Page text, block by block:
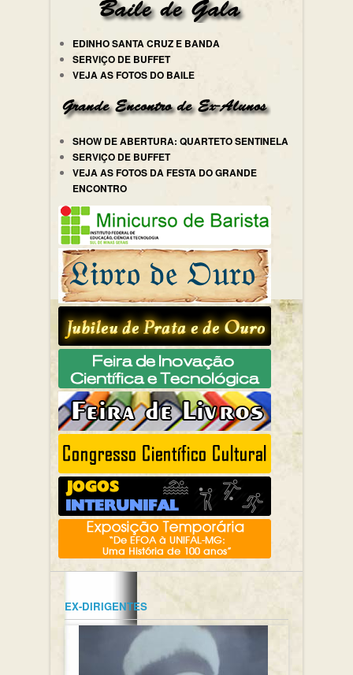
EDINHO SANTA CRUZ E BANDA
SERVIÇO DE BUFFET
VEJA AS FOTOS DO BAILE
SHOW DE ABERTURA: QUARTETO SENTINELA
SERVIÇO DE BUFFET
VEJA AS FOTOS DA FESTA DO GRANDE
ENCONTRO
EX-DIRIGENTES